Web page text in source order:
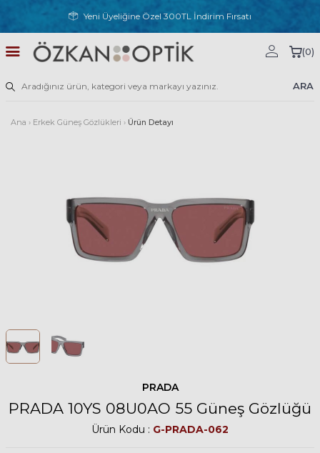
Yeni Üyeliğine Özel 300TL İndirim Fırsatı
ARA
(0)
Ana › Erkek Güneş Gözlükleri › Ürün Detayı
PRADA
PRADA 10YS 08U0AO 55 Güneş Gözlüğü
Ürün Kodu : G-PRADA-062